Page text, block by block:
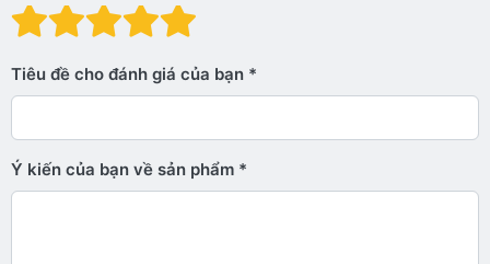
Đánh giá: 4 trên 5
Đánh giá: 3 trên 5 sao.
Đánh giá: 2 trên 5 sao.
Đánh giá: 1 trên 5 sao. Xấu
Tiêu đề cho đánh giá của bạn
Ý kiến ​​của bạn về sản phẩm